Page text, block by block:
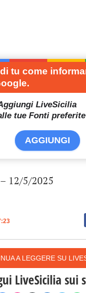
tu come
LiveSicilia
tue Fonti preferite
AGGIUNGI
12/5/2025
A LEGGERE SU
LiveSicilia sui